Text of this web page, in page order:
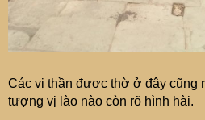
Các vị thần được thờ ở đây cũng
tượng vị lào nào còn rõ hình hài.